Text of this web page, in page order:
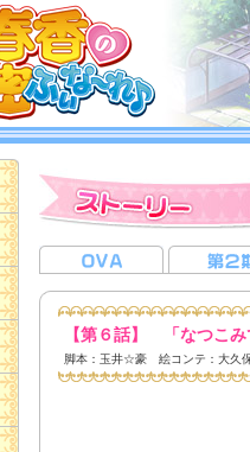
【第６話】 「なつこ
脚本：玉井☆豪 絵コンテ：大久